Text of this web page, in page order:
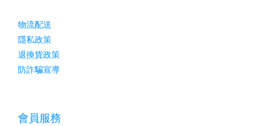
物流配送
隱私政策
退換貨政策
防詐騙宣導
會員服務